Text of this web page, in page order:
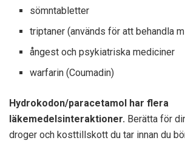
sömntabletter
triptaner (används för att behandla
ångest och psykiatriska mediciner
warfarin (Coumadin)
Hydrokodon/paracetamol har flera
läkemedelsinteraktioner. Berätta för
droger och kosttillskott du tar innan du